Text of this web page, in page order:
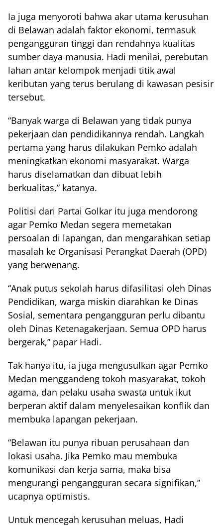
Ia juga menyoroti bahwa akar utama kerusuhan
di Belawan adalah faktor ekonomi, termasuk
pengangguran tinggi dan rendahnya kualitas
sumber daya manusia. Hadi menilai, perebutan
lahan antar kelompok menjadi titik awal
keributan yang terus berulang di kawasan pesisir
tersebut.
“Banyak warga di Belawan yang tidak punya
pekerjaan dan pendidikannya rendah. Langkah
pertama yang harus dilakukan Pemko adalah
meningkatkan ekonomi masyarakat. Warga
harus diselamatkan dan dibuat lebih
berkualitas,” katanya.
Politisi dari Partai Golkar itu juga mendorong
agar Pemko Medan segera memetakan
persoalan di lapangan, dan mengarahkan setiap
masalah ke Organisasi Perangkat Daerah (OPD)
yang berwenang.
“Anak putus sekolah harus difasilitasi oleh Dinas
Pendidikan, warga miskin diarahkan ke Dinas
Sosial, sementara pengangguran perlu dibantu
oleh Dinas Ketenagakerjaan. Semua OPD harus
bergerak,” papar Hadi.
Tak hanya itu, ia juga mengusulkan agar Pemko
Medan menggandeng tokoh masyarakat, tokoh
agama, dan pelaku usaha swasta untuk ikut
berperan aktif dalam menyelesaikan konflik dan
membuka lapangan pekerjaan.
“Belawan itu punya ribuan perusahaan dan
lokasi usaha. Jika Pemko mau membuka
komunikasi dan kerja sama, maka bisa
mengurangi pengangguran secara signifikan,”
ucapnya optimistis.
Untuk mencegah kerusuhan meluas, Hadi